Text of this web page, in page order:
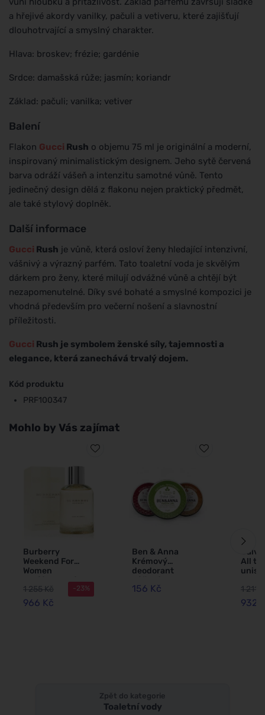
a hřejivé akordy vanilky, pačuli a vetiveru, které zajišťují
dlouhotrvající a smyslný charakter.
Hlava: broskev; frézie; gardénie
Srdce: damašská růže; jasmín; koriandr
Základ: pačuli; vanilka; vetiver
Balení
Flakon Gucci Rush o objemu 75 ml je originální a moderní,
inspirovaný minimalistickým designem. Jeho sytě červená
barva odráží vášeň a intenzitu samotné vůně. Tento
jedinečný design dělá z flakonu nejen praktický předmět,
ale také stylový doplněk.
Další informace
Gucci Rush je vůně, která osloví ženy hledající intenzivní,
vášnivý a výrazný parfém. Tato toaletní voda je skvělým
dárkem pro ženy, které milují odvážné vůně a chtějí být
nezapomenutelné. Díky své bohaté a smyslné kompozici je
vhodná především pro večerní nošení a slavnostní
příležitosti.
Gucci Rush je symbolem ženské síly, tajemnosti a
elegance, která zanechává trvalý dojem.
Kód produktu
PRF100347
Mohlo by Vás zajímat
Burberry
Weekend For
Women
parfémovaná
voda pro ženy
100 ml
1 255 Kč
966 Kč
-23%
Ben & Anna
Krémový
deodorant
grapefruit (45 g)
156 Kč
All
1 211
932
Zpět do kategorie
Toaletní vody